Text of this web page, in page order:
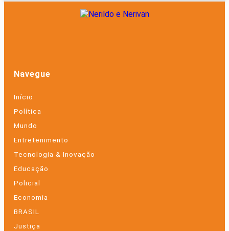
Navegue
Início
Política
Mundo
Entretenimento
Tecnologia & Inovação
Educação
Policial
Economia
BRASIL
Justiça